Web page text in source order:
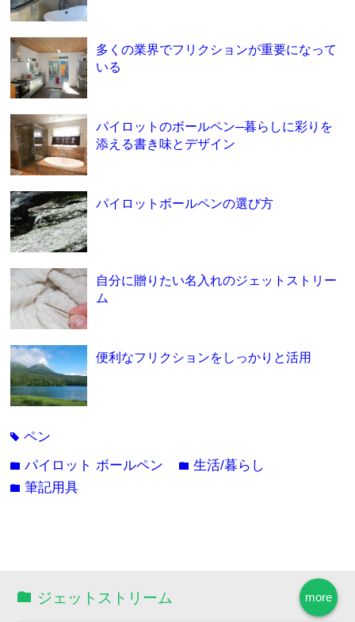
多くの業界でフリクションが重要になって
いる
パイロットのボールペン─暮らしに彩りを
添える書き味とデザイン
パイロットボールペンの選び方
自分に贈りたい名入れのジェットストリー
ム
便利なフリクションをしっかりと活用
tagペン
folderパイロット ボールペン folder生活/暮らし
folder筆記用具
more
ジェットストリーム